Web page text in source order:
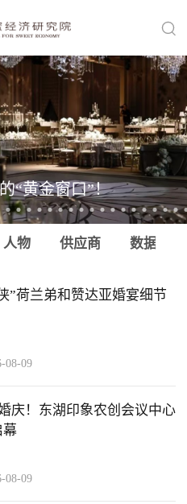

“黄金窗口”！
人物 供应商 数据
”荷兰弟和赞达亚婚宴细节
08-09
庆！东湖印象农创会议中心
幕
08-09